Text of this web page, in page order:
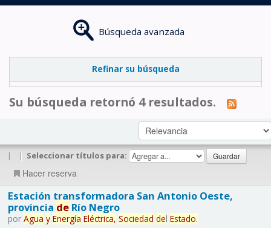
Búsqueda avanzada
Refinar su búsqueda
Su búsqueda retornó 4 resultados.
| | Seleccionar títulos para:
Hacer reserva
Estación transformadora San Antonio Oeste,
provincia deRío Negro
por Agua y Energía Eléctrica, Sociedad del Estado.